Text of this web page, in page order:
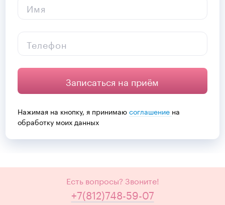
Имя
Телефон
Записаться на приём
Нажимая на кнопку, я принимаюсоглашение на
обработку моих данных
Есть вопросы? Звоните!
+7(812)748-59-07